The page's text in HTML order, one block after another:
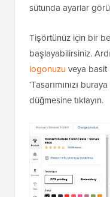
sütunda ayarlar
Tişörtünüz için bir
başlayabilirsiniz.
logonuzuveya
‘Tasarımınızı
düğmesine tıklayın.